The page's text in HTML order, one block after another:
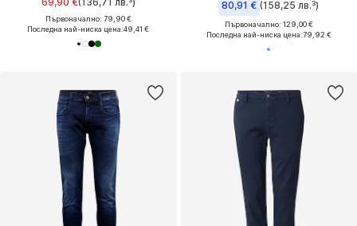
Първоначално: 79,90 €
Последна най-ниска цена:49,41 €
80,91 € (158,25 лв.³)
Първоначално: 129,00 €
Последна най-ниска цена:79,92 €